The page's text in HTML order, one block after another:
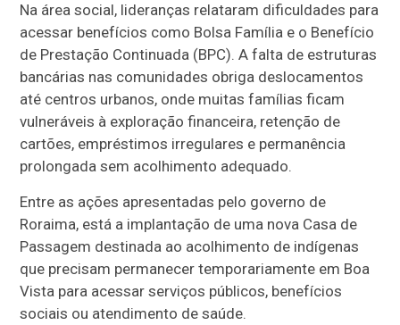
Na área social, lideranças relataram dificuldades para
acessar benefícios como Bolsa Família e o Benefício
de Prestação Continuada (BPC). A falta de estruturas
bancárias nas comunidades obriga deslocamentos
até centros urbanos, onde muitas famílias ficam
vulneráveis à exploração financeira, retenção de
cartões, empréstimos irregulares e permanência
prolongada sem acolhimento adequado.
Entre as ações apresentadas pelo governo de
Roraima, está a implantação de uma nova Casa de
Passagem destinada ao acolhimento de indígenas
que precisam permanecer temporariamente em Boa
Vista para acessar serviços públicos, benefícios
sociais ou atendimento de saúde.